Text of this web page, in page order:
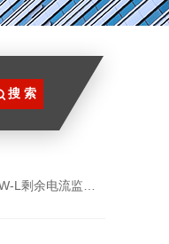
流监测物联网计量仪表